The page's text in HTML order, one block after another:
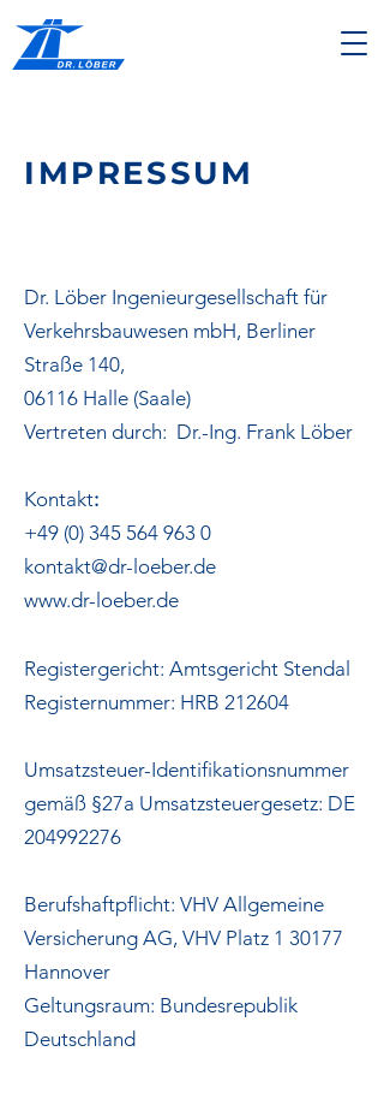
IMPRESSUM
Dr. Löber Ingenieurgesellschaft für
Verkehrsbauwesen mbH, Berliner
Straße 140,
06116 Halle (Saale)
Vertreten durch: Dr.-Ing. Frank Löber
Kontakt:
+49 (0) 345 564 963 0
kontakt@dr-loeber.de
www.dr-loeber.de
Registergericht: Amtsgericht Stendal
Registernummer: HRB 212604
Umsatzsteuer-Identifikationsnummer
gemäß §27a Umsatzsteuergesetz: DE
204992276
Berufshaftpflicht: VHV Allgemeine
Versicherung AG, VHV Platz 1 30177
Hannover
Geltungsraum: Bundesrepublik
Deutschland